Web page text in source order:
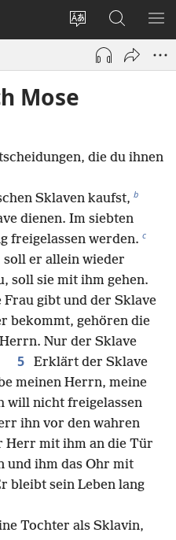
Websitesprache
ändern
Anmelden
(öffnet
Fenster)
Suche
Mose
die du ihnen
Sklaven kaufst, b
dienen. Im siebten
freigelassen werden. c
er allein wieder
soll sie mit ihm gehen.
gibt und der Sklave
bekommt, gehören die
Nur der Sklave
5
Erklärt der Sklave
meinen Herrn, meine
will nicht freigelassen
ihn vor den wahren
Herr mit ihm an die Tür
und ihm das Ohr mit
bleibt sein Leben lang
Tochter als Sklavin,